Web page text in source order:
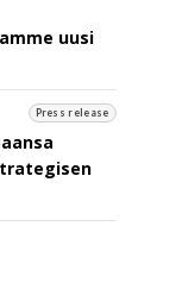
uusi
Press release